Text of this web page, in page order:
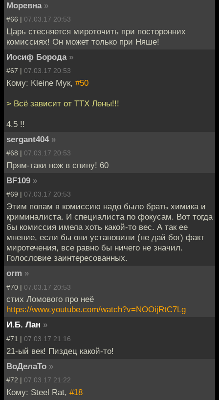
Моревна »
#66 | 07.03.17 20:53
Царь стесняется мироточить при посторонних
комиссиях! Он может только при Няше!
Иосиф Борода »
#67 | 07.03.17 20:53
Кому: Kleine Мук, #50
> Всё зависит от ТТХ Лены!!!
4.5 !!
sergant404 »
#68 | 07.03.17 20:53
Прям-таки нож в спину! 60
BF109 »
#69 | 07.03.17 20:53
Этим попам в комиссию надо было брать химика и
криминалиста. И специалиста по фокусам. Вот тогда
бы комиссия имела хоть какой-то вес. А так ее
мнение, если бы они установили (не дай бог) факт
миротечения, все равно бы ничего не значил.
Голословие заинтересованных.
orm »
#70 | 07.03.17 20:53
стих Ломового про неё
https://www.youtube.com/watch?v=NOOijRtC7Lg
И.Б. Лан »
#71 | 07.03.17 21:16
21-ый век! Пиздец какой-то!
ВоДелаТо »
#72 | 07.03.17 21:22
Кому: Steel Rat, #18